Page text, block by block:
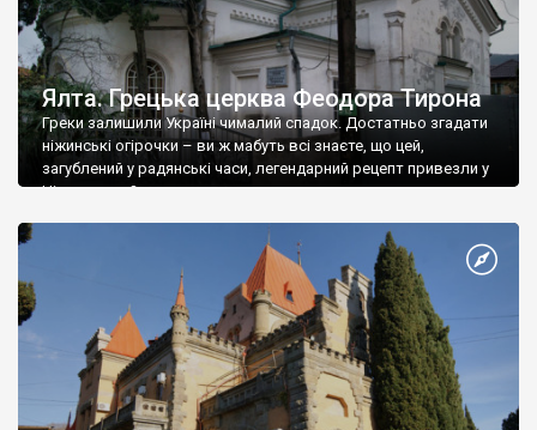
Ялта. Грецька церква Феодора Тирона
Греки залишили Україні чималий спадок. Достатньо згадати
ніжинські огірочки – ви ж мабуть всі знаєте, що цей,
загублений у радянські часи, легендарний рецепт привезли у
Ніжин греки?